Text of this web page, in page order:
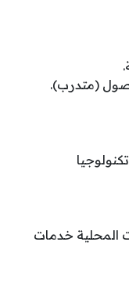
(متدرب).
المحلية خدمات